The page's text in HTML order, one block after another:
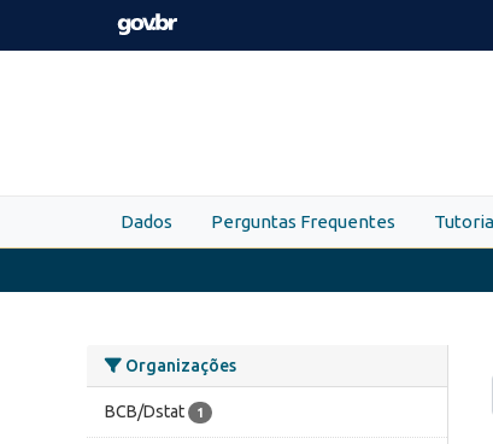
Skip to main content
Dados Perguntas Frequentes
Organizações
BCB/Dstat 1